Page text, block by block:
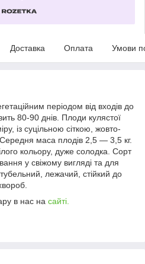
Доставка Оплата Умови
періодом від входів до
80-90 днів. Плоди кулястої
із суцільною сіткою, жовто-
маса плодів 2,5 — 3,5 кг.
кольору, дуже солодка. Сорт
у свіжому вигляді та для
лежачий, стійкий до
в нас на сайті.